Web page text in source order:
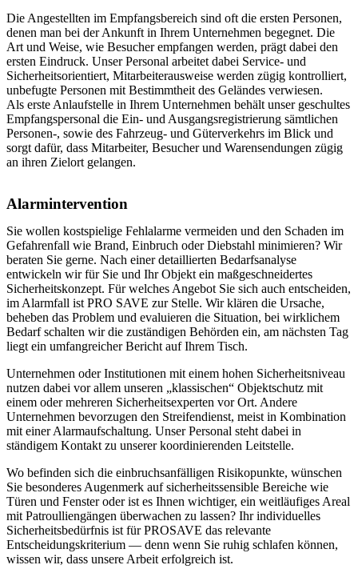
Die Angestellten im Empfangsbereich sind oft die ersten Personen,
denen man bei der Ankunft in Ihrem Unternehmen begegnet. Die
Art und Weise, wie Besucher empfangen werden, prägt dabei den
ersten Eindruck. Unser Personal arbeitet dabei Service- und
Sicherheitsorientiert, Mitarbeiterausweise werden zügig kontrolliert,
unbefugte Personen mit Bestimmtheit des Geländes verwiesen.
Als erste Anlaufstelle in Ihrem Unternehmen behält unser geschultes
Empfangspersonal die Ein- und Ausgangsregistrierung sämtlichen
Personen-, sowie des Fahrzeug- und Güterverkehrs im Blick und
sorgt dafür, dass Mitarbeiter, Besucher und Warensendungen zügig
an ihren Zielort gelangen.
Alarmintervention
Sie wollen kostspielige Fehlalarme vermeiden und den Schaden im
Gefahrenfall wie Brand, Einbruch oder Diebstahl minimieren? Wir
beraten Sie gerne. Nach einer detaillierten Bedarfsanalyse
entwickeln wir für Sie und Ihr Objekt ein maßgeschneidertes
Sicherheitskonzept. Für welches Angebot Sie sich auch entscheiden,
im Alarmfall ist PRO SAVE zur Stelle. Wir klären die Ursache,
beheben das Problem und evaluieren die Situation, bei wirklichem
Bedarf schalten wir die zuständigen Behörden ein, am nächsten Tag
liegt ein umfangreicher Bericht auf Ihrem Tisch.
Unternehmen oder Institutionen mit einem hohen Sicherheitsniveau
nutzen dabei vor allem unseren „klassischen“ Objektschutz mit
einem oder mehreren Sicherheitsexperten vor Ort. Andere
Unternehmen bevorzugen den Streifendienst, meist in Kombination
mit einer Alarmaufschaltung. Unser Personal steht dabei in
ständigem Kontakt zu unserer koordinierenden Leitstelle.
Wo befinden sich die einbruchsanfälligen Risikopunkte, wünschen
Sie besonderes Augenmerk auf sicherheitssensible Bereiche wie
Türen und Fenster oder ist es Ihnen wichtiger, ein weitläufiges Areal
mit Patroulliengängen überwachen zu lassen? Ihr individuelles
Sicherheitsbedürfnis ist für PROSAVE das relevante
Entscheidungskriterium — denn wenn Sie ruhig schlafen können,
wissen wir, dass unsere Arbeit erfolgreich ist.